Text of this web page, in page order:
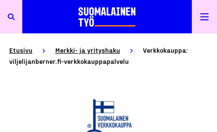
Etusivu Merkki- ja yrityshaku
Verkkokauppa:
viljelijanberner.fi-verkkokauppapalvelu